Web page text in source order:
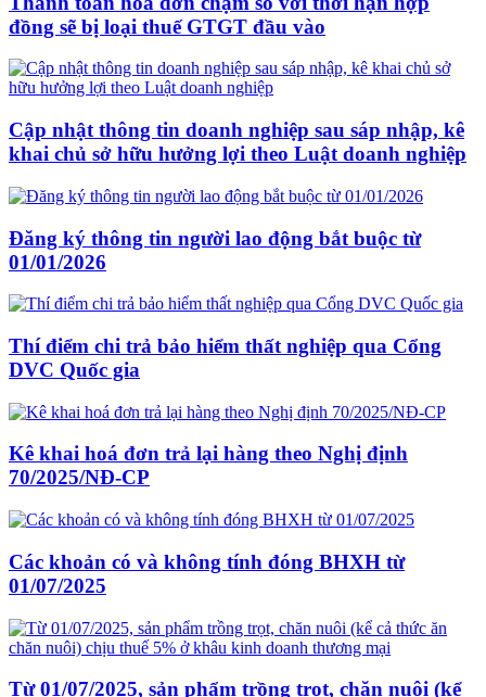
đồng sẽ bị loại thuế GTGT đầu vào
Cập nhật thông tin doanh nghiệp sau sáp nhập, kê
khai chủ sở hữu hưởng lợi theo Luật doanh nghiệp
Đăng ký thông tin người lao động bắt buộc từ
01/01/2026
Thí điểm chi trả bảo hiểm thất nghiệp qua Cổng
DVC Quốc gia
Kê khai hoá đơn trả lại hàng theo Nghị định
70/2025/NĐ-CP
Các khoản có và không tính đóng BHXH từ
01/07/2025
Từ 01/07/2025, sản phẩm trồng trọt, chăn nuôi (kể